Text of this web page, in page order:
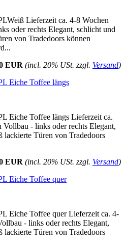
Lieferzeit ca. 4-8 Wochen
oder rechts Elegant, schlicht und
von Tradedoors können
EUR (incl. 20% USt. zzgl. Versand)
Eiche Toffee längs
Eiche Toffee längs Lieferzeit ca.
Vollbau - links oder rechts Elegant,
lackierte Türen von Tradedoors
EUR (incl. 20% USt. zzgl. Versand)
Eiche Toffee quer
Eiche Toffee quer Lieferzeit ca. 4-
- links oder rechts Elegant,
lackierte Türen von Tradedoors